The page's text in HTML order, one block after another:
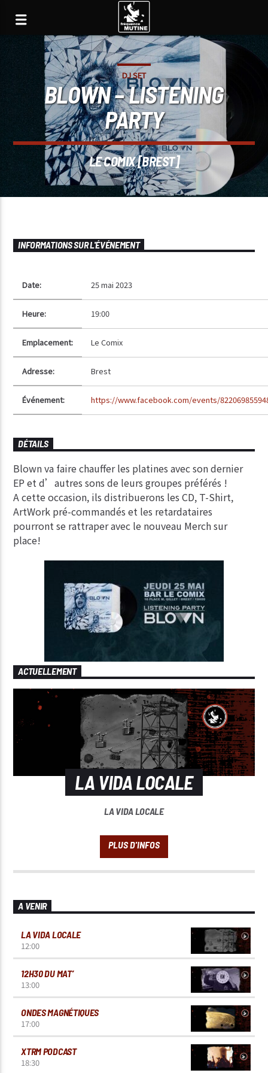
DJ SET
BLOWN – LISTENING
PARTY
LE COMIX [BREST]
INFORMATIONS SUR L'ÉVÉNEMENT
Date: 25 mai 2023
Heure: 19:00
Emplacement: Le Comix
Adresse: Brest
Événement: https://www.facebook.com/events/
DÉTAILS
Blown va faire chauffer les platines avec son dernier
EP et d’autres sons de leurs groupes préférés !
A cette occasion, ils distribuerons les CD, T-Shirt,
ArtWork pré-commandés et les retardataires
pourront se rattraper avec le nouveau Merch sur
place!
ACTUELLEMENT
LA VIDA LOCALE
LA VIDA LOCALE
A VENIR
LA VIDA LOCALE
12:00
12H30 DU MAT’
13:00
ONDES MAGNÉTIQUES
17:00
XTRM PODCAST
18:30